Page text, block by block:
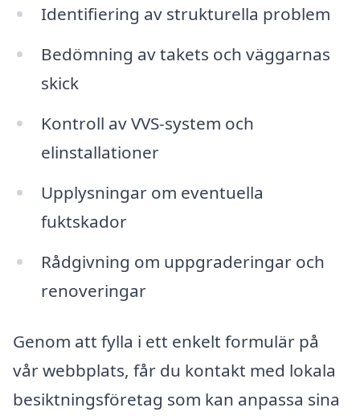
Identifiering av strukturella problem
Bedömning av takets och väggarnas
skick
Kontroll av VVS-system och
elinstallationer
Upplysningar om eventuella
fuktskador
Rådgivning om uppgraderingar och
renoveringar
Genom att fylla i ett enkelt formulär på
vår webbplats, får du kontakt med lokala
besiktningsföretag som kan anpassa sina